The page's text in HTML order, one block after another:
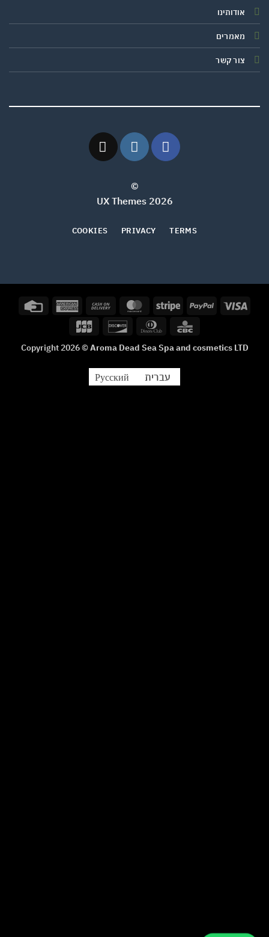
אודותינו
מאמרים
צור קשר
2026 UX Themes
TERMS
PRIVACY
COOKIES
Visa
PayPal
Stripe
MasterCard
Cash
Delivery
American
Credit
CBC
Dinners
Discover
JCB
Copyright 2026 ©Aroma Dead Sea Spa and cosmetics LTD
עברית Русский